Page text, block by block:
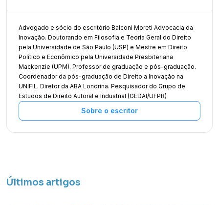
Advogado e sócio do escritório Balconi Moreti Advocacia da
Inovação. Doutorando em Filosofia e Teoria Geral do Direito
pela Universidade de São Paulo (USP) e Mestre em Direito
Político e Econômico pela Universidade Presbiteriana
Mackenzie (UPM). Professor de graduação e pós-graduação.
Coordenador da pós-graduação de Direito a Inovação na
UNIFIL. Diretor da ABA Londrina. Pesquisador do Grupo de
Estudos de Direito Autoral e Industrial (GEDAI/UFPR)
Sobre o escritor
Últimos artigos